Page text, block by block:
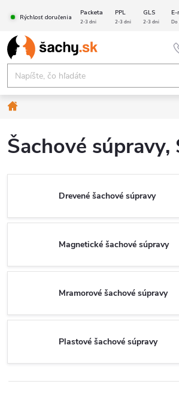
obsah
Rýchlosť doručenia
Packeta PPL GLS
2-3 dni 2-3 dni 2-3 dni Do
Šachové súpravy,
Drevené šachové súpravy
Magnetické šachové súpravy
Mramorové šachové súpravy
Plastové šachové súpravy